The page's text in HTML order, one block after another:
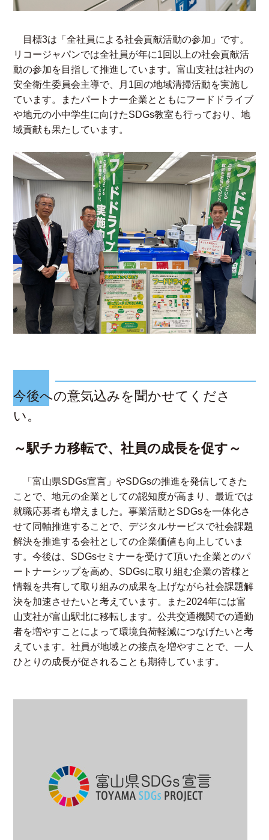
目標3は「全社員による社会貢献活動の参加」です。
リコージャパンでは全社員が年に1回以上の社会貢献活
動の参加を目指して推進しています。富山支社は社内の
安全衛生委員会主導で、月1回の地域清掃活動を実施し
ています。またパートナー企業とともにフードドライブ
や地元の小中学生に向けたSDGs教室も行っており、地
域貢献も果たしています。
今後への意気込みを聞かせてくださ
い。
～駅チカ移転で、社員の成長を促す～
「富山県SDGs宣言」やSDGsの推進を発信してきた
ことで、地元の企業としての認知度が高まり、最近では
就職応募者も増えました。事業活動とSDGsを一体化さ
せて同軸推進することで、デジタルサービスで社会課題
解決を推進する会社としての企業価値も向上していま
す。今後は、SDGsセミナーを受けて頂いた企業とのパ
ートナーシップを高め、SDGsに取り組む企業の皆様と
情報を共有して取り組みの成果を上げながら社会課題解
決を加速させたいと考えています。また2024年には富
山支社が富山駅北に移転します。公共交通機関での通勤
者を増やすことによって環境負荷軽減につなげたいと考
えています。社員が地域との接点を増やすことで、一人
ひとりの成長が促されることも期待しています。